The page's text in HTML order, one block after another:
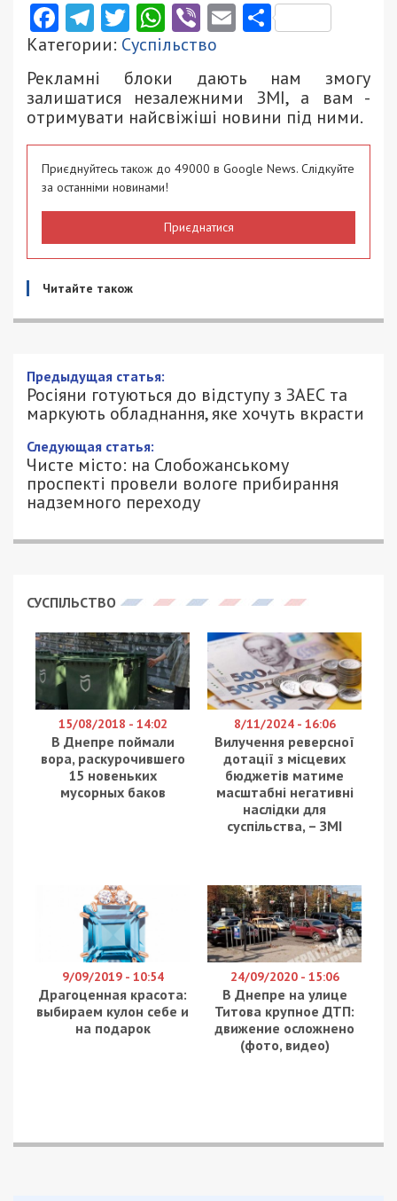
Facebook
Telegram
Twitter
WhatsApp
ViberEmail
Категории: Суспільство
Рекламні блоки дають нам змогу
залишатися незалежними ЗМІ, а вам -
отримувати найсвіжіші новини під ними.
Приєднуйтесь також до 49000 в Google News. Слідкуйте
за останніми новинами!
Приєднатися
Читайте також
Предыдущая статья:
Росіяни готуються до відступу з ЗАЕС та
маркують обладнання, яке хочуть вкрасти
Следующая статья:
Чисте місто: на Слобожанському
проспекті провели вологе прибирання
надземного переходу
СУСПІЛЬСТВО
15/08/2018 - 14:02
В Днепре поймали
вора, раскурочившего
15 новеньких
мусорных баков
8/11/2024 - 16:06
Вилучення реверсної
дотації з місцевих
бюджетів матиме
масштабні негативні
наслідки для
суспільства, – ЗМІ
9/09/2019 - 10:54
Драгоценная красота:
выбираем кулон себе и
на подарок
24/09/2020 - 15:06
В Днепре на улице
Титова крупное ДТП:
движение осложнено
(фото, видео)